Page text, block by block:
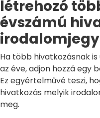
létrehozó
évszámú
Ha több hivatkozásnak
az éve, adjon hozzá egy
Ez egyértelművé teszi,
hivatkozás melyik
meg.